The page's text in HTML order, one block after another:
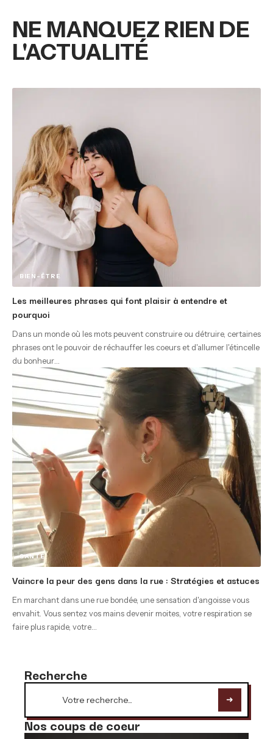
NE MANQUEZ RIEN DE
L'ACTUALITÉ
BIEN-ÊTRE
Les meilleures phrases qui font plaisir à entendre et
pourquoi
Dans un monde où les mots peuvent construire ou détruire, certaines
phrases ont le pouvoir de réchauffer les coeurs et d'allumer l'étincelle
du bonheur…
SANTÉ
Vaincre la peur des gens dans la rue : Stratégies et astuces
En marchant dans une rue bondée, une sensation d'angoisse vous
envahit. Vous sentez vos mains devenir moites, votre respiration se
faire plus rapide, votre
Recherche
Nos coups de coeur